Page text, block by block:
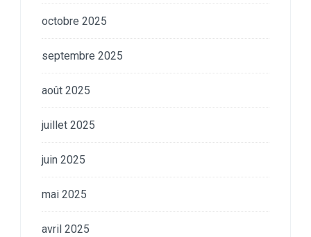
octobre 2025
septembre 2025
août 2025
juillet 2025
juin 2025
mai 2025
avril 2025